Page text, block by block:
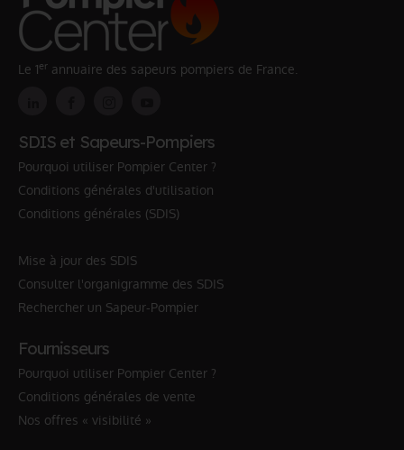
Le 1er annuaire des sapeurs pompiers de France.
SDIS et Sapeurs-Pompiers
Pourquoi utiliser Pompier Center ?
Conditions générales d'utilisation
Conditions générales (SDIS)
Mise à jour des SDIS
Consulter l'organigramme des SDIS
Rechercher un Sapeur-Pompier
Fournisseurs
Pourquoi utiliser Pompier Center ?
Conditions générales de vente
Nos offres « visibilité »